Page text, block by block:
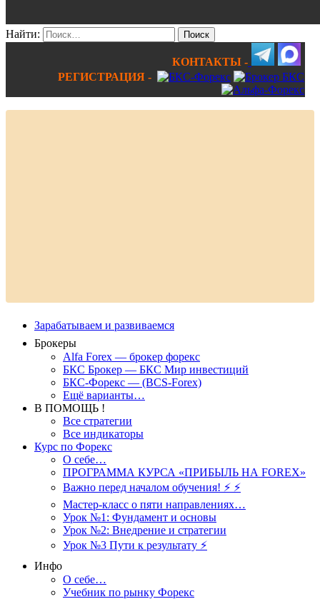
Найти:
КОНТАКТЫ -
РЕГИСТРАЦИЯ -
Зарабатываем и развиваемся
Брокеры
Alfa Forex — брокер форекс
БКС Брокер — БКС Мир инвестиций
БКС-Форекс — (BCS-Forex)
Ещё варианты…
В ПОМОЩЬ !
Все стратегии
Все индикаторы
Курс по Форекс
О себе…
ПРОГРАММА КУРСА «ПРИБЫЛЬ НА FOREX»
Важно перед началом обучения! ⚡ ⚡
Мастер-класс о пяти направлениях…
Урок №1: Фундамент и основы
Урок №2: Внедрение и стратегии
Урок №3 Пути к результату ⚡️
Инфо
О себе…
Учебник по рынку Форекс